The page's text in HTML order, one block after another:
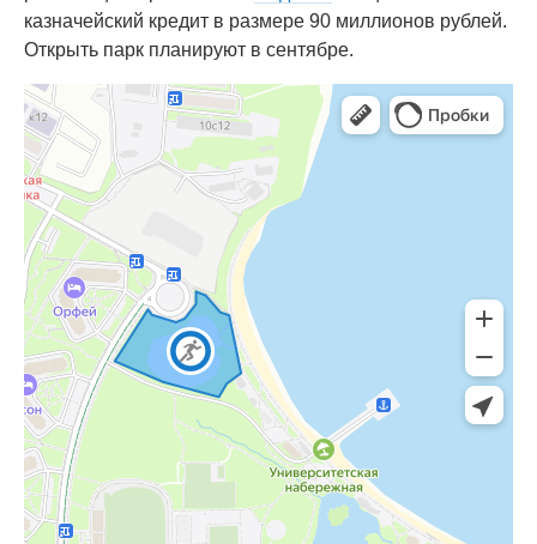
казначейский кредит в размере 90 миллионов рублей.
Открыть парк планируют в сентябре.